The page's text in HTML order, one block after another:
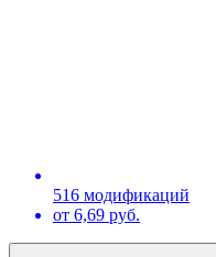
516 модификаций
от 6,69 руб.